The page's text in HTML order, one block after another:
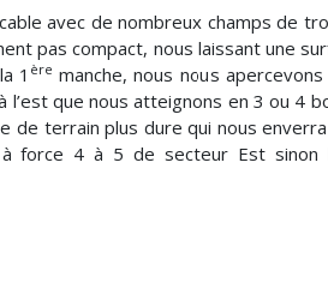
avec de nombreux champs de
pas compact, nous laissant une
1 ère manche, nous nous apercevons
que nous atteignons en 3 ou 4
terrain plus dure qui nous
force 4 à 5 de secteur Est sinon